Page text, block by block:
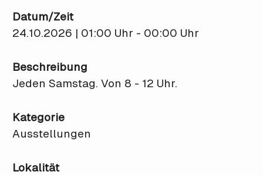
Datum/Zeit
24.10.2026 | 01:00 Uhr - 00:00 Uhr
Beschreibung
Jeden Samstag. Von 8 - 12 Uhr.
Kategorie
Ausstellungen
Lokalität